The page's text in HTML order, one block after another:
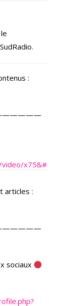
er
a
:
video/x75&#
articles :
sociaux